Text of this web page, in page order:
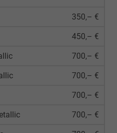
350,– €
450,– €
700,– €
700,– €
700,– €
700,– €